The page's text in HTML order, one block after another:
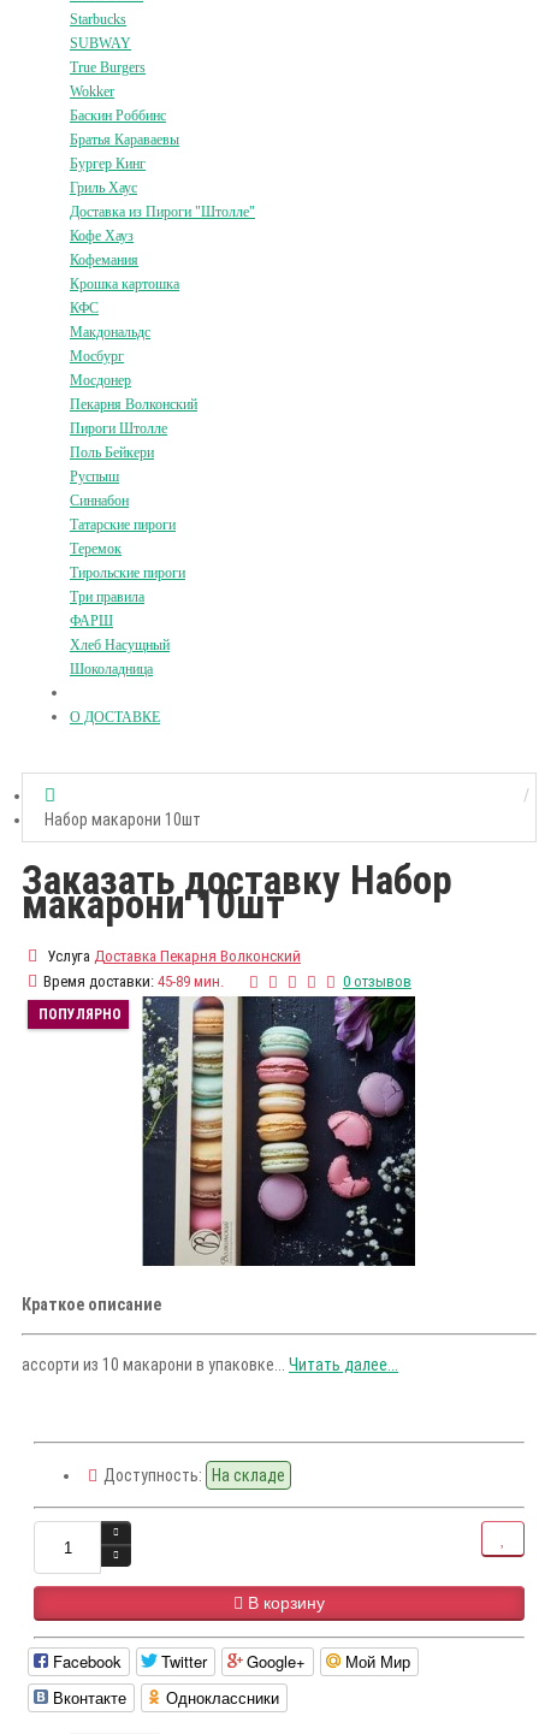
Starbucks
SUBWAY
True Burgers
Wokker
Баскин Роббинс
Братья Караваевы
Бургер Кинг
Гриль Хаус
Доставка из Пироги "Штолле"
Кофе Хауз
Кофемания
Крошка картошка
КФС
Макдональдс
Мосбург
Мосдонер
Пекарня Волконский
Пироги Штолле
Поль Бейкери
Руспыш
Синнабон
Татарские пироги
Теремок
Тирольские пироги
Три правила
ФАРШ
Хлеб Насущный
Шоколадница
О ДОСТАВКЕ
Набор макарони 10шт
Заказать доставку Набор
макарони 10шт
Услуга Доставка Пекарня Волконский
Время доставки: 45-89 мин. 0 отзывов
ПОПУЛЯРНО
Краткое описание
ассорти из 10 макарони в упаковке... Читать далее...
Доступность: На складе
В корзину
Facebook Twitter Google+
Мой Мир
Вконтакте
Одноклассники